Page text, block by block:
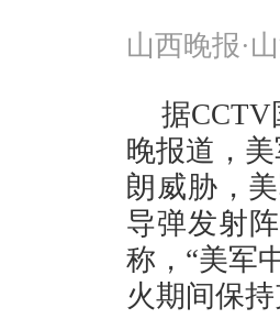
山西晚报·
据CCTV
晚报道，
朗威胁，
导弹发射
称，“美军
火期间保